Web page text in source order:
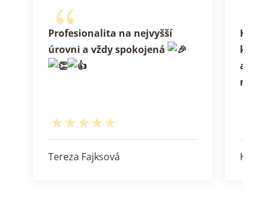
{
Profesionalita na nejvyšší
úrovni a vždy spokojená
Tereza Fajksová
a
není